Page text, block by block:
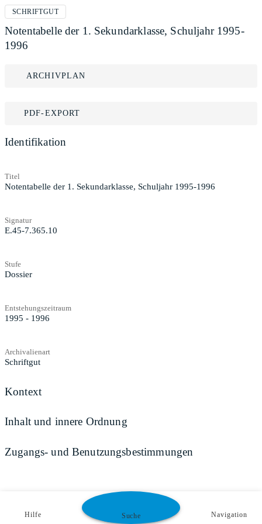
SCHRIFTGUT
Notentabelle der 1. Sekundarklasse, Schuljahr 1995-
1996
ARCHIVPLAN
PDF-EXPORT
Identifikation
Titel
Notentabelle der 1. Sekundarklasse, Schuljahr 1995-1996
Signatur
E.45-7.365.10
Stufe
Dossier
Entstehungszeitraum
1995 - 1996
Archivalienart
Schriftgut
Kontext
Inhalt und innere Ordnung
Zugangs- und Benutzungsbestimmungen
Hilfe Suche Navigation